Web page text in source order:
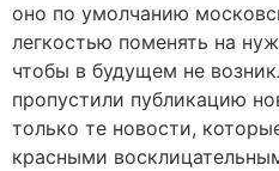
оно по умолчанию
легкостью поменять на
чтобы в будущем не
пропустили публикацию
только те новости,
красными